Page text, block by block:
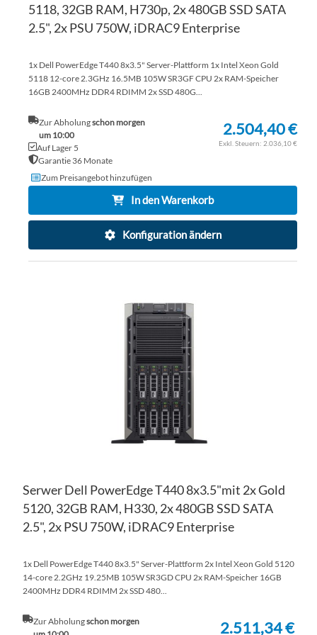
5118, 32GB RAM, H730p, 2x 480GB SSD SATA
2.5", 2x PSU 750W, iDRAC9 Enterprise
1x Dell PowerEdge T440 8x3.5" Server-Plattform 1x Intel Xeon Gold
5118 12-core 2.3GHz 16.5MB 105W SR3GF CPU 2x RAM-Speicher
16GB 2400MHz DDR4 RDIMM 2x SSD 480G...
Zur Abholungschon morgen
um 10:00
Auf Lager 5
Garantie 36 Monate
2.504,40 €
2.036,10 €
Zum Preisangebot hinzufügen
In den Warenkorb
Konfiguration ändern
Serwer Dell PowerEdge T440 8x3.5"mit 2x Gold
5120, 32GB RAM, H330, 2x 480GB SSD SATA
2.5", 2x PSU 750W, iDRAC9 Enterprise
1x Dell PowerEdge T440 8x3.5" Server-Plattform 2x Intel Xeon Gold 5120
14-core 2.2GHz 19.25MB 105W SR3GD CPU 2x RAM-Speicher 16GB
2400MHz DDR4 RDIMM 2x SSD 480...
Zur Abholungschon morgen
2.511,34 €